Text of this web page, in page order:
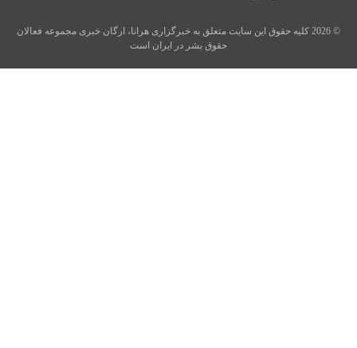
© 2026 کلیه حقوق این سایت متعلق به خبرگزاری هرانا، ارگان خبری مجموعه فعالان
حقوق بشر در ایران است